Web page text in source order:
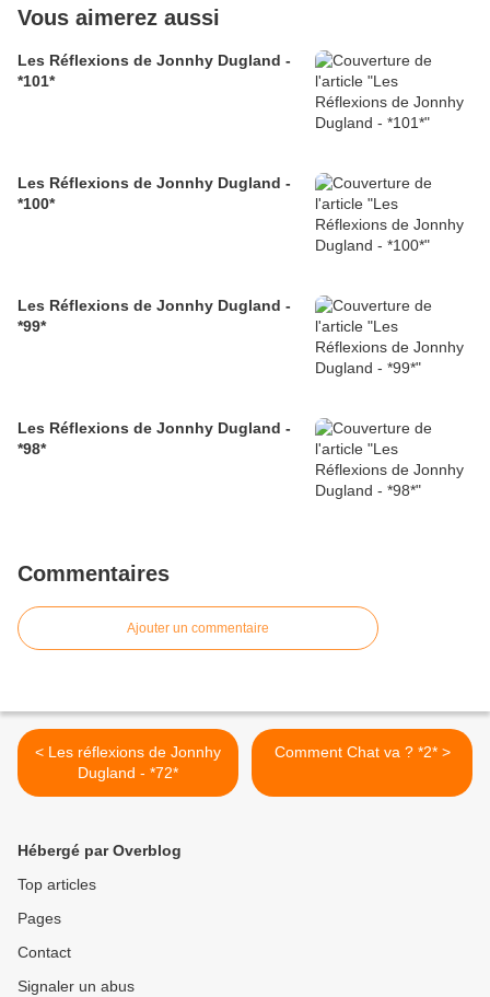
Vous aimerez aussi
Les Réflexions de Jonnhy Dugland -
*101*
Les Réflexions de Jonnhy Dugland -
*100*
Les Réflexions de Jonnhy Dugland -
*99*
Les Réflexions de Jonnhy Dugland -
*98*
Commentaires
Ajouter un commentaire
< Les réflexions de Jonnhy
Dugland - *72*
Comment Chat va ? *2* >
Hébergé par Overblog
Top articles
Pages
Contact
Signaler un abus